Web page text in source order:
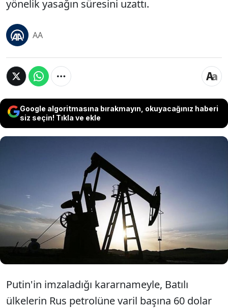
yönelik yasağın süresini uzattı.
AA
Google algoritmasına bırakmayın, okuyacağınız haberi
siz seçin! Tıkla ve ekle
Rusya Devlet Başkanı Vladimir Putin, Rus
petrolüne tavan fiyat uygulamasına
katılanlara petrol ve petrol ürünü satışına
yönelik yasağın süresini uzattı.
Putin'in imzaladığı kararnameyle, Batılı
ülkelerin Rus petrolüne varil başına 60 dolar